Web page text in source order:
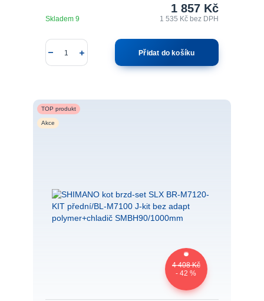
1 857 Kč
1 535 Kčbez DPH
Skladem 9
Přidat do košíku
TOP produkt
Akce
4 408 Kč
- 42 %